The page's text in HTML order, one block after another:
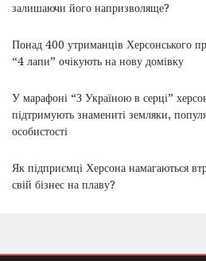
залишаючи його напризволяще?
Понад 400 утриманців Херсонського
“4 лапи” очікують на нову домівку
У марафоні “З Україною в серці”
підтримують знамениті земляки,
особистості
Як підприємці Херсона намагаються
свій бізнес на плаву?